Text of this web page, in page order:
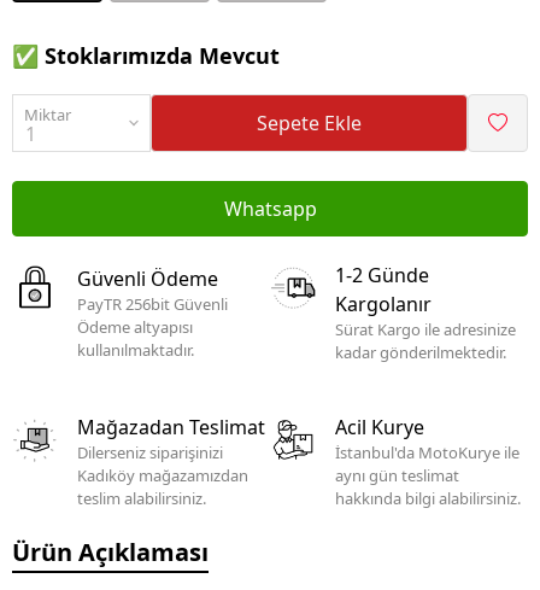
✅ Stoklarımızda Mevcut
Miktar Sepete Ekle
Whatsapp
Güvenli Ödeme
PayTR 256bit Güvenli
Ödeme altyapısı
kullanılmaktadır.
1-2 Günde
Kargolanır
Sürat Kargo ile adresinize
kadar gönderilmektedir.
Mağazadan Teslimat
Dilerseniz siparişinizi
Kadıköy mağazamızdan
teslim alabilirsiniz.
Acil Kurye
İstanbul'da MotoKurye ile
aynı gün teslimat
hakkında bilgi alabilirsiniz.
Ürün Açıklaması